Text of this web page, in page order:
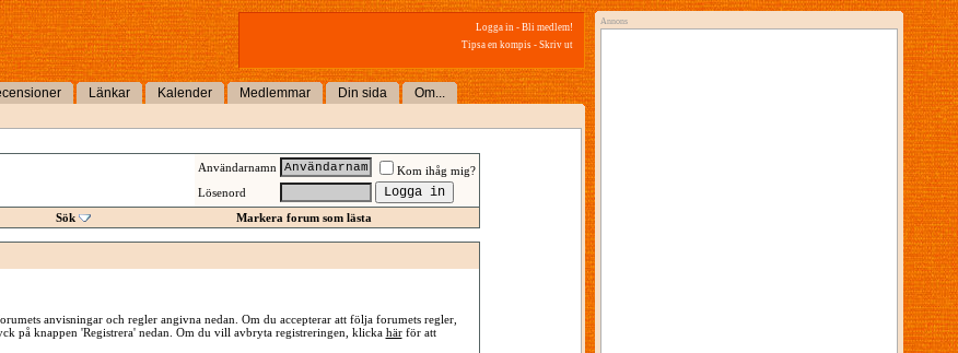
Logga in - Bli medlem!
Tipsa en kompis - Skriv ut
Länkar Kalender Medlemmar Din sida Om...
Användarnamn
Kom ihåg mig?
Lösenord
Sök Markera forum som lästa
anvisningar och regler angivna nedan. Om du accepterar att följa forumets regler,
på knappen 'Registrera' nedan. Om du vill avbryta registreringen, klicka härför att
Annons